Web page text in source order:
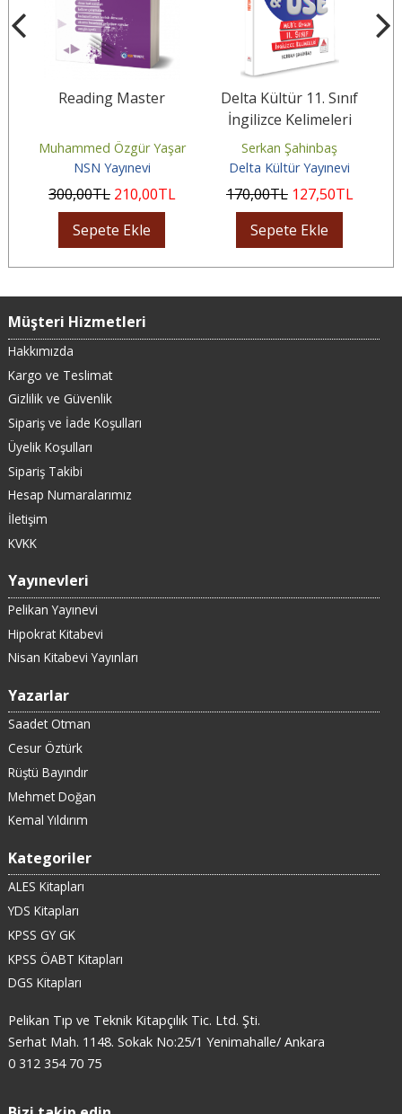
Reading Master
Muhammed Özgür Yaşar
NSN Yayınevi
300,00TL 210,00TL
Sepete Ekle
Delta Kültür 11. Sınıf
İngilizce Kelimeleri
Serkan Şahinbaş
Delta Kültür Yayınevi
170,00TL 127,50TL
Sepete Ekle
Müşteri Hizmetleri
Hakkımızda
Kargo ve Teslimat
Gizlilik ve Güvenlik
Sipariş ve İade Koşulları
Üyelik Koşulları
Sipariş Takibi
Hesap Numaralarımız
İletişim
KVKK
Yayınevleri
Pelikan Yayınevi
Hipokrat Kitabevi
Nisan Kitabevi Yayınları
Yazarlar
Saadet Otman
Cesur Öztürk
Rüştü Bayındır
Mehmet Doğan
Kemal Yıldırım
Kategoriler
ALES Kitapları
YDS Kitapları
KPSS GY GK
KPSS ÖABT Kitapları
DGS Kitapları
Pelikan Tıp ve Teknik Kitapçılık Tic. Ltd. Şti.
Serhat Mah. 1148. Sokak No:25/1 Yenimahalle/ Ankara
0 312 354 70 75